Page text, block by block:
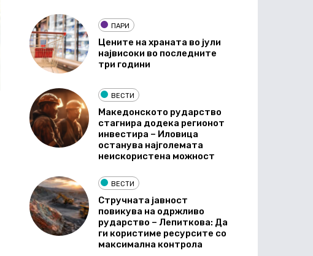
ПАРИ
Цените на храната во јули
највисоки во последните
три години
ВЕСТИ
Македонското рударство
стагнира додека регионот
инвестира – Иловица
останува најголемата
неискористена можност
ВЕСТИ
Стручната јавност
повикува на одржливо
рударство – Лепиткова: Да
ги користиме ресурсите со
максимална контрола